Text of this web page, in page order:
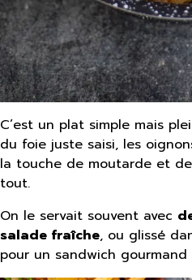
C’est un plat simple mais
du foie juste saisi, les
la touche de moutarde et
tout.
On le servait souvent avec
salade fraîche, ou glissé
pour un sandwich